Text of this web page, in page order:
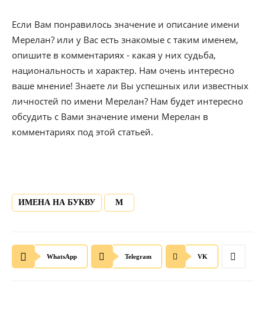
Если Вам понравилось значение и описание имени
Мерелан? или у Вас есть знакомые с таким именем,
опишите в комментариях - какая у них судьба,
национальность и характер. Нам очень интересно
ваше мнение! Знаете ли Вы успешных или известных
личностей по имени Мерелан? Нам будет интересно
обсудить с Вами значение имени Мерелан в
комментариях под этой статьей.
ИМЕНА НА БУКВУ М
WhatsApp Telegram VK